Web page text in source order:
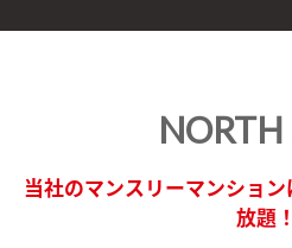
NORTH
当社のマンスリーマンショ
放題！